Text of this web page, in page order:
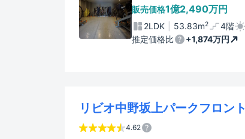
販売価格1億2,490万円
2LDK 53.83m2 4階
推定価格比
+1,874万円
リビオ中野坂上パークフロント
4.62